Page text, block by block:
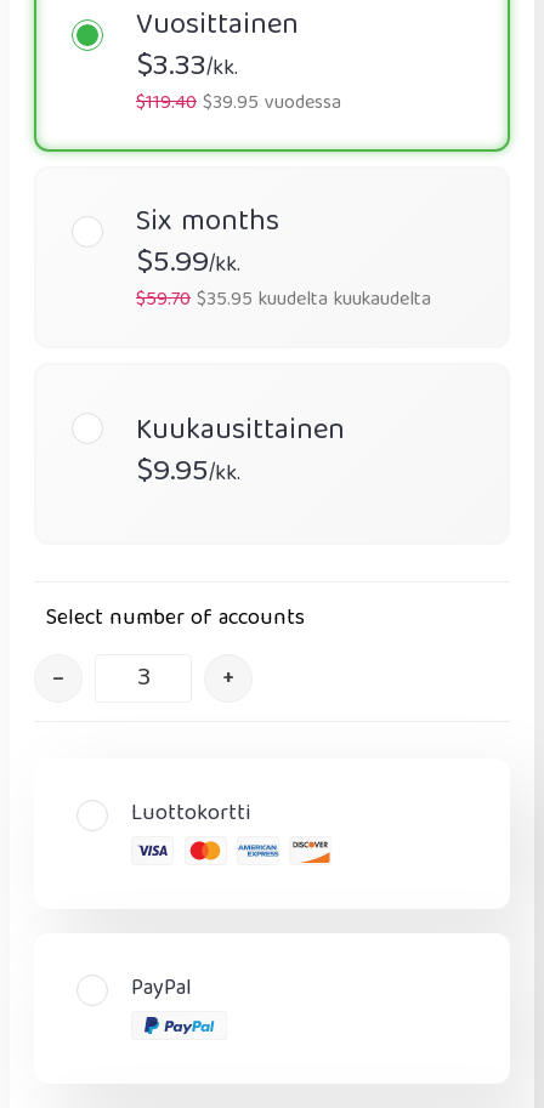
Vuosittainen
$3.33/kk.
$119.40$39.95 vuodessa
Six months
$5.99/kk.
$59.70$35.95 kuudelta kuukaudelta
Kuukausittainen
$9.95/kk.
Select number of accounts
– +
Luottokortti
PayPal